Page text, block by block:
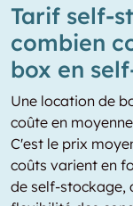
Tarif self-
combien
box en
Une location de
coûte en
C'est le prix
coûts varient en
de self-stockage,